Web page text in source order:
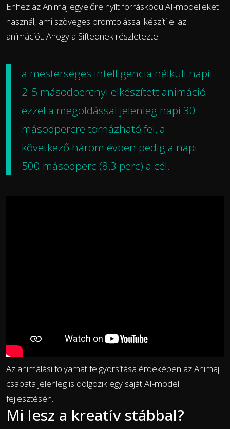
Ehhez az Animaj egyelőre nyílt forráskódú AI-modelleket
használ, ami szöveges promtolással készíti el az
animációt. Ahogy a Siftednek részletezte:
a mesterséges intelligencia nélküli napi
2-5 másodpercnyi elkészített animáció
ezzel a megoldással jelenleg napi 30
másodpercre tornázható fel, a
következő három évben pedig a napi
500 másodperc (8,3 perc) a cél.
Az animálási folyamat felgyorsítása érdekében az Animaj
csapata jelenleg is dolgozik egy saját AI-modell
fejlesztésén.
Mi lesz a kreatív stábbal?